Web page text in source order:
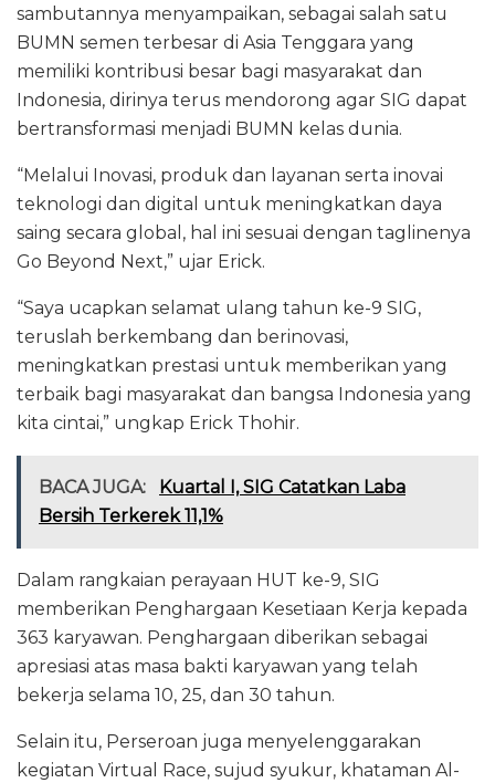
sambutannya menyampaikan, sebagai salah satu
BUMN semen terbesar di Asia Tenggara yang
memiliki kontribusi besar bagi masyarakat dan
Indonesia, dirinya terus mendorong agar SIG dapat
bertransformasi menjadi BUMN kelas dunia.
“Melalui Inovasi, produk dan layanan serta inovai
teknologi dan digital untuk meningkatkan daya
saing secara global, hal ini sesuai dengan taglinenya
Go Beyond Next,” ujar Erick.
“Saya ucapkan selamat ulang tahun ke-9 SIG,
teruslah berkembang dan berinovasi,
meningkatkan prestasi untuk memberikan yang
terbaik bagi masyarakat dan bangsa Indonesia yang
kita cintai,” ungkap Erick Thohir.
BACA JUGA:
Kuartal I, SIG Catatkan Laba
Bersih Terkerek 11,1%
Dalam rangkaian perayaan HUT ke-9, SIG
memberikan Penghargaan Kesetiaan Kerja kepada
363 karyawan. Penghargaan diberikan sebagai
apresiasi atas masa bakti karyawan yang telah
bekerja selama 10, 25, dan 30 tahun.
Selain itu, Perseroan juga menyelenggarakan
kegiatan Virtual Race, sujud syukur, khataman Al-